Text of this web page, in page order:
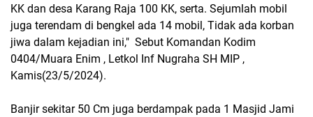
KK dan desa Karang Raja 100 KK, serta. Sejumlah mobil
juga terendam di bengkel ada 14 mobil, Tidak ada korban
jiwa dalam kejadian ini," Sebut Komandan Kodim
0404/Muara Enim , Letkol Inf Nugraha SH MIP ,
Kamis(23/5/2024).
Banjir sekitar 50 Cm juga berdampak pada 1 Masjid Jami